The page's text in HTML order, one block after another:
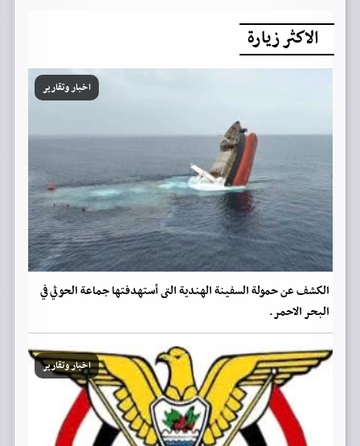
الاكثر زيارة
اخبار وتقارير
الكشف عن حمولة السفينة الهندية التى أستهدفتها جماعة الحوثي في
البحر الاحمر.
اخبار وتقارير